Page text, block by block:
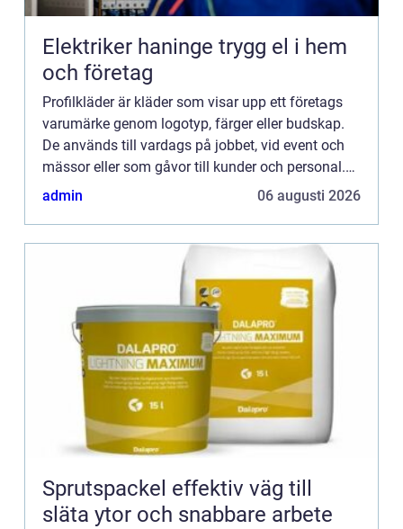
Elektriker haninge trygg el i hem
och företag
Profilkläder är kläder som visar upp ett företags
varumärke genom logotyp, färger eller budskap.
De används till vardags på jobbet, vid event och
mässor eller som gåvor till kunder och personal.
Gen...
admin 06 augusti 2026
Sprutspackel effektiv väg till
släta ytor och snabbare arbete